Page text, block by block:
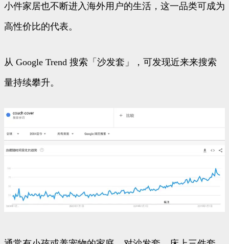
小件家居也不断进入海外用户的生活，这一品类可成为
高性价比的代表。
从 Google Trend 搜索「沙发套」，可发现近来来搜索
量持续攀升。